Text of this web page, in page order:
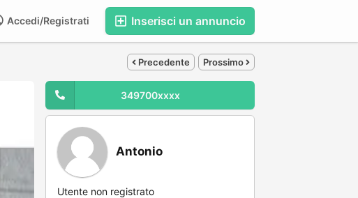
Inserisci un annuncio
Accedi/Registrati
Precedente Prossimo
349700xxxx
Antonio
Utente non registrato